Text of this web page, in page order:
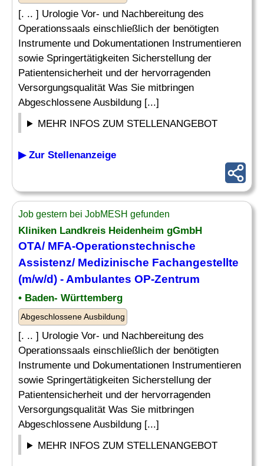
[. .. ] Urologie Vor- und Nachbereitung des
Operationssaals einschließlich der benötigten
Instrumente und Dokumentationen Instrumentieren
sowie Springertätigkeiten Sicherstellung der
Patientensicherheit und der hervorragenden
Versorgungsqualität Was Sie mitbringen
Abgeschlossene Ausbildung [...]
MEHR INFOS ZUM STELLENANGEBOT
▶ Zur Stellenanzeige
Job gestern bei JobMESH gefunden
Kliniken Landkreis Heidenheim gGmbH
OTA/ MFA-Operationstechnische
Assistenz/ Medizinische Fachangestellte
(m/w/d) - Ambulantes OP-Zentrum
• Baden- Württemberg
Abgeschlossene Ausbildung
[. .. ] Urologie Vor- und Nachbereitung des
Operationssaals einschließlich der benötigten
Instrumente und Dokumentationen Instrumentieren
sowie Springertätigkeiten Sicherstellung der
Patientensicherheit und der hervorragenden
Versorgungsqualität Was Sie mitbringen
Abgeschlossene Ausbildung [...]
MEHR INFOS ZUM STELLENANGEBOT